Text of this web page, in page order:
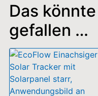
Das
gefallen …